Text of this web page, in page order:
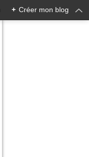
+ Créer mon blog